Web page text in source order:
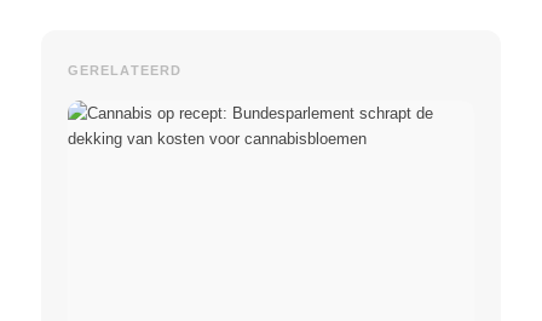
GERELATEERD